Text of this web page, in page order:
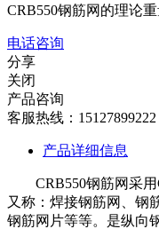
CRB550钢筋网的理论
电话咨询
分享
关闭
产品咨询
客服热线：15127899222
产品详细信息
CRB550钢筋网采
又称：焊接钢筋网、钢
钢筋网片等等。是纵向